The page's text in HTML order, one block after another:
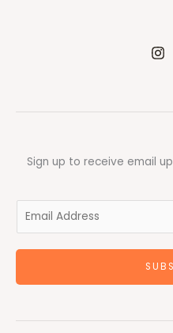
Sign up to receive email
a
l